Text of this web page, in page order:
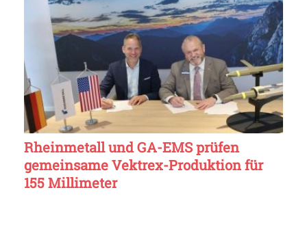
Rheinmetall und GA-EMS prüfen
gemeinsame Vektrex-Produktion für
155 Millimeter